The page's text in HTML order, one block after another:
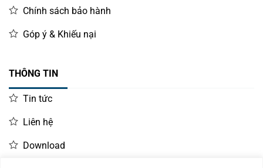
Chính sách bảo hành
Góp ý & Khiếu nại
THÔNG TIN
Tin tức
Liên hệ
Download